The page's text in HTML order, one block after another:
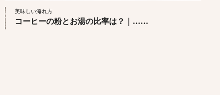
美味しい淹れ方
コーヒーの粉とお湯の比率は？｜……